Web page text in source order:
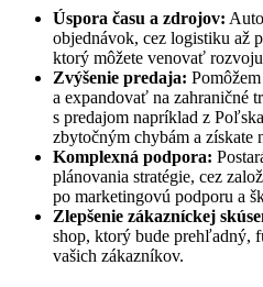
Úspora času a zdrojov:
objednávok, cez logistiku až
ktorý môžete venovať
Zvýšenie predaja:
a expandovať na zahraničné
s predajom napríklad z
zbytočným chybám a získate
Komplexná podpora:
plánovania stratégie, cez
po marketingovú podporu a
Zlepšenie zákazníckej
shop, ktorý bude prehľadný,
vašich zákazníkov.